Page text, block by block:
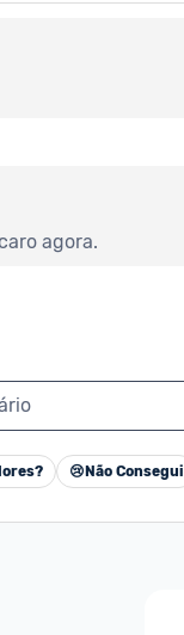
agora.
😢 Não Consegui